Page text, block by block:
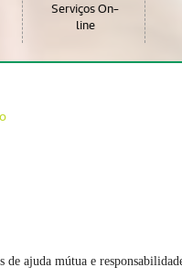
Serviços On-
line
ajuda mútua e